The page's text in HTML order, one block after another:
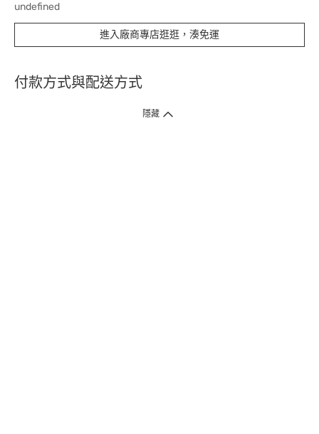
undefined
進入廠商專店逛逛，湊免運
付款方式與配送方式
隱藏